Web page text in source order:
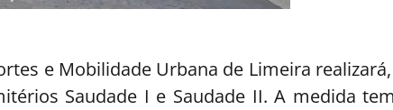
e Mobilidade Urbana de Limeira
Saudade I e Saudade II. A medida